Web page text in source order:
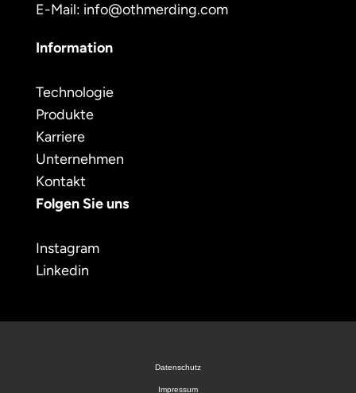
E-Mail: info@othmerding.com
Information
Technologie
Produkte
Karriere
Unternehmen
Kontakt
Folgen Sie uns
Instagram
Linkedin
Datenschutz
Impressum